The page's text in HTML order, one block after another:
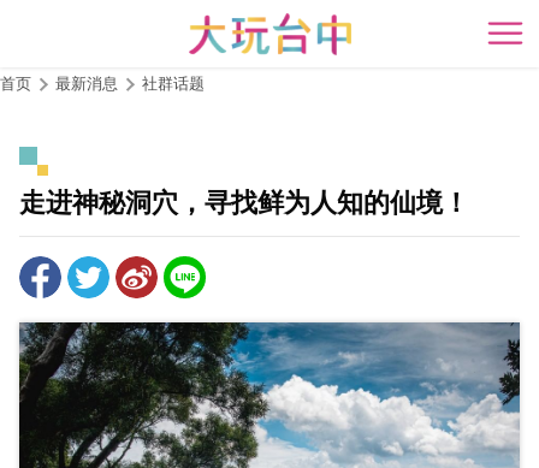
主
要
开
首页 最新消息 社群话题
走进神秘洞穴，寻找鲜为人知的仙境！